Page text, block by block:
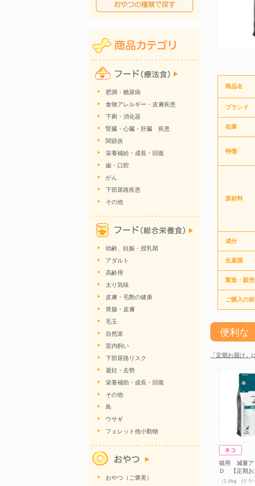
商品名
ブランド
在庫
特徴
原材料
成分
生産国
製造・販売
ご購入の
便利な
「定期お届け」
猫用 減量
Ｄ 【定期お
（1.6kg (ドラ
肥満・糖尿病
食物アレルギー・皮膚疾患
下痢・消化器
腎臓・心臓・肝臓 疾患
関節炎
栄養補給・成長・回復
歯・口腔
がん
下部尿路疾患
その他
幼齢、妊娠・授乳期
アダルト
高齢用
太り気味
皮膚・毛艶の健康
胃腸・皮膚
毛玉
自然派
室内飼い
下部尿路リスク
避妊・去勢
栄養補助・成長・回復
その他
鳥
ウサギ
フェレット他小動物
おやつ（ご褒美）